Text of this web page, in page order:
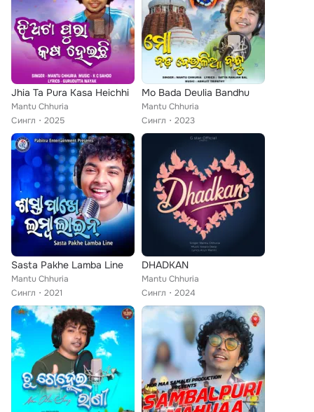
Jhia Ta Pura Kasa Heichhi
Mantu Chhuria
Сингл
2025
Mo Bada Deulia Bandhu
Mantu Chhuria
Сингл
2023
Sasta Pakhe Lamba Line
Mantu Chhuria
Сингл
2021
DHADKAN
Mantu Chhuria
Сингл
2024